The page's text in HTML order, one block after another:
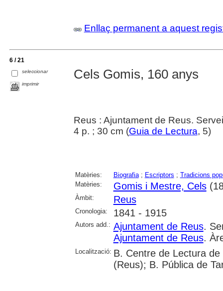
Enllaç permanent a aquest
6 / 21
seleccionar
imprimir
Cels Gomis, 160 anys
Reus : Ajuntament de Reus.
4 p. ; 30 cm (Guia de Lectura, 5)
Matèries: Biografia; Escriptors ; Tradicions
Matèries:
Gomis i Mestre, Cels
Àmbit: Reus
Cronologia: 1841 - 1915
Autors add.: Ajuntament de Reus.
Ajuntament de Reus.
Localització: B. Centre de Lectura
(Reus); B. Pública de